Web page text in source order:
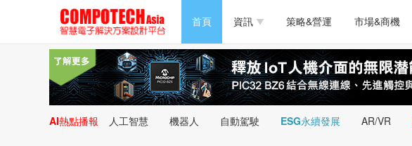
首頁 資訊
半導體/零組件 測試量測
PC/周邊 軟體/工具
新能源 人工智慧
策略&營運 市場&商機
PC/周邊 軟體/工具
新能源 人工智慧
AI熱點播報 人工智慧 機器人 自動駕駛 ESG永續發展 AR/VR